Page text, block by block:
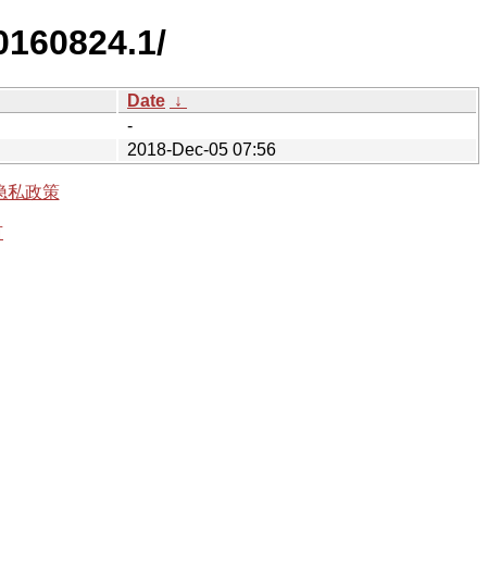
Date ↓
-
2018-Dec-05 07:56
私政策